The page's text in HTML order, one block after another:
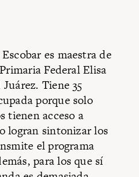
es maestra de
Federal Elisa
Tiene 35
porque solo
tienen acceso a
logran sintonizar los
el programa
para los que sí